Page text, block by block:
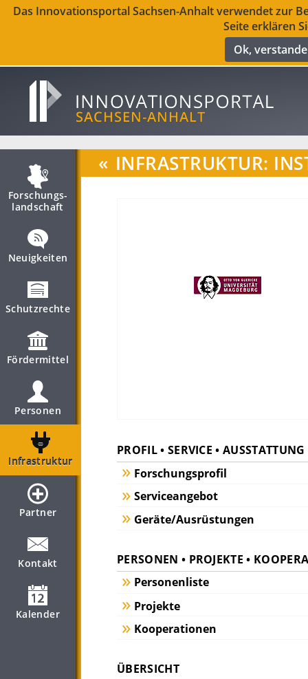
Das Innovationsportal Sachsen-Anhalt verwendet zur
Seite erklären
Ok,
Forschungs­
landschaft
Neuigkeiten
Schutzrechte
Fördermittel
Personen
Infrastruktur
Partner
Kontakt
Kalender
« INFRASTRUKTUR:
PROFIL • SERVICE • AUSSTATTUNG
Forschungsprofil
Serviceangebot
Geräte/Ausrüstungen
PERSONEN • PROJEKTE •
Personenliste
Projekte
Kooperationen
ÜBERSICHT